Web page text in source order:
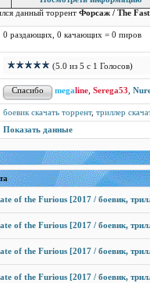
данный торрент Форсаж / The
0 раздающих, 0 качающих = 0 пиров
(5.0 из 5 с 1 Голосов)
megaline, Serega53
боевик скачать торрент, триллер
Показать данные
of the Furious [2017 / боевик,
of the Furious [2017 / боевик,
of the Furious [2017 / боевик,
of the Furious [2017 / боевик,